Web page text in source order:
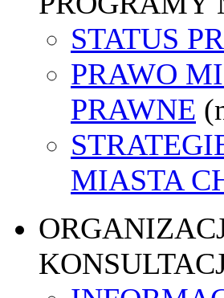
STATUS
PRAWO
PRAWNE
MIASTA